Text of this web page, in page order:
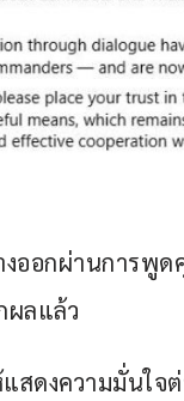
ออกผ่านการพู
ผลแล้ว
สดงความมั่นใ